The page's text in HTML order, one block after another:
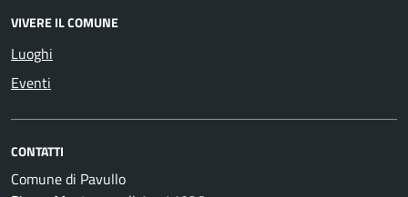
VIVERE IL COMUNE
Luoghi
Eventi
CONTATTI
Comune di Pavullo